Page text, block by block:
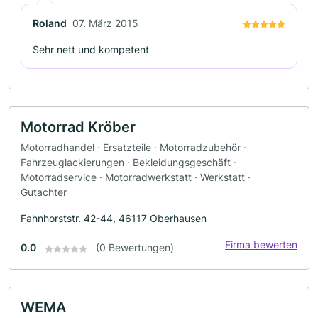
Roland 07. März 2015
Sehr nett und kompetent
Motorrad Kröber
Motorradhandel · Ersatzteile · Motorradzubehör ·
Fahrzeuglackierungen · Bekleidungsgeschäft ·
Motorradservice · Motorradwerkstatt · Werkstatt ·
Gutachter
Fahnhorststr. 42-44, 46117 Oberhausen
0.0 (0 Bewertungen) Firma bewerten
WEMA